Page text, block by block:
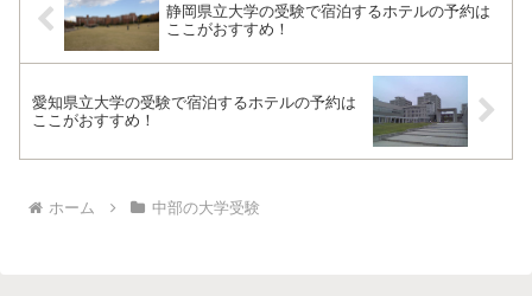
静岡県立大学の受験で宿泊するホテルの予約は
ここがおすすめ！
愛知県立大学の受験で宿泊するホテルの予約は
ここがおすすめ！
ホーム 中部の大学受験